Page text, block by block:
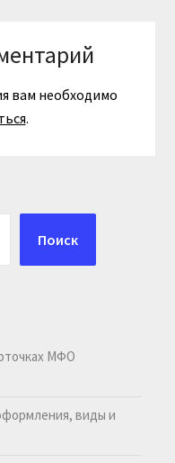
вам необходимо
.
Поиск
МФО
виды и